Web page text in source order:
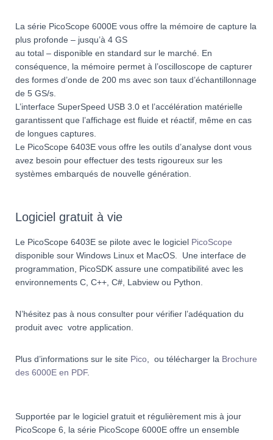
La série PicoScope 6000E vous offre la mémoire de capture la
plus profonde – jusqu’à 4 GS
au total – disponible en standard sur le marché. En
conséquence, la mémoire permet à l’oscilloscope de capturer
des formes d’onde de 200 ms avec son taux d’échantillonnage
de 5 GS/s.
L’interface SuperSpeed USB 3.0 et l’accélération matérielle
garantissent que l’affichage est fluide et réactif, même en cas
de longues captures.
Le PicoScope 6403E vous offre les outils d’analyse dont vous
avez besoin pour effectuer des tests rigoureux sur les
systèmes embarqués de nouvelle génération.
Logiciel gratuit à vie
Le PicoScope 6403E se pilote avec le logiciel PicoScope
disponible sour Windows Linux et MacOS. Une interface de
programmation, PicoSDK assure une compatibilité avec les
environnements C, C++, C#, Labview ou Python.
N’hésitez pas à nous consulter pour vérifier l’adéquation du
produit avec votre application.
Plus d’informations sur le site Pico , ou télécharger la Brochure
des 6000E en PDF.
Supportée par le logiciel gratuit et régulièrement mis à jour
PicoScope 6, la série PicoScope 6000E offre un ensemble